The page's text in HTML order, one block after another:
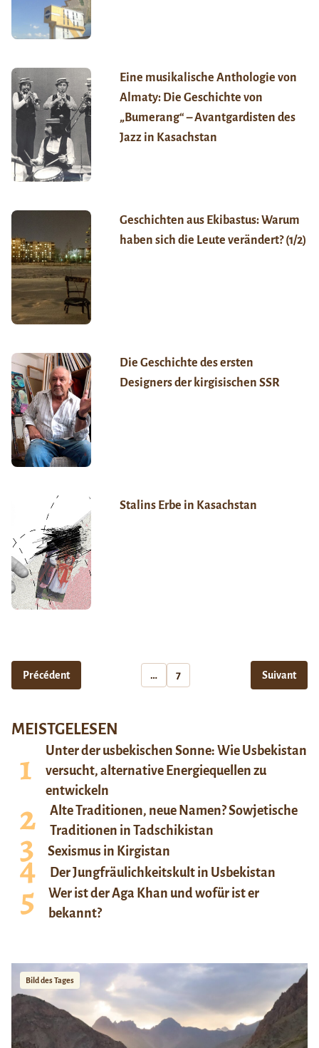
Eine musikalische Anthologie von
Almaty: Die Geschichte von
„Bumerang“ – Avantgardisten des
Jazz in Kasachstan
Geschichten aus Ekibastus: Warum
haben sich die Leute verändert? (1/2)
Die Geschichte des ersten
Designers der kirgisischen SSR
Stalins Erbe in Kasachstan
Précédent … 7 Suivant
MEISTGELESEN
Unter der usbekischen Sonne: Wie Usbekistan
versucht, alternative Energiequellen zu
entwickeln
Alte Traditionen, neue Namen? Sowjetische
Traditionen in Tadschikistan
Sexismus in Kirgistan
Der Jungfräulichkeitskult in Usbekistan
Wer ist der Aga Khan und wofür ist er
bekannt?
Bild des Tages